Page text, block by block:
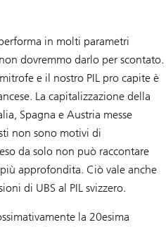
in molti parametri
dovremmo darlo per scontato.
e il nostro PIL pro capite è
La capitalizzazione della
Spagna e Austria messe
non sono motivi di
da solo non può raccontare
approfondita. Ciò vale anche
di UBS al PIL svizzero.
la 20esima